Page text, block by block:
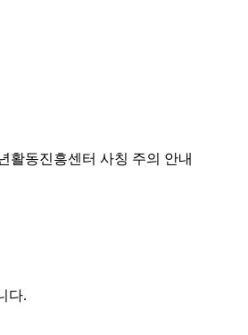
활동진흥센터 사칭 주의 안내
다.